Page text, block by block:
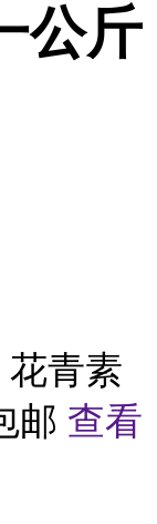
公斤
青素
邮 查看